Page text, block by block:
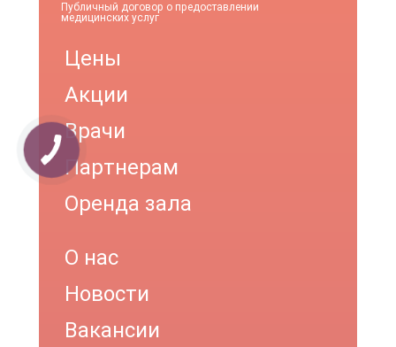
Публичный договор о предоставлении
медицинских услуг
Цены
Акции
Врачи
Партнерам
Оренда зала
О нас
Новости
Вакансии